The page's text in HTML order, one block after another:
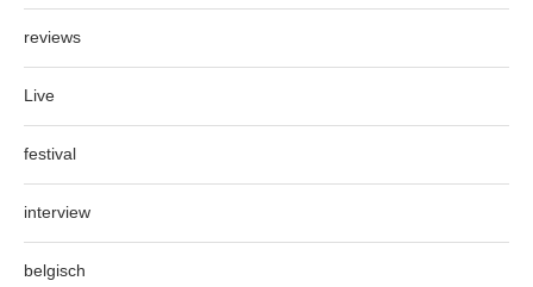
reviews
Live
festival
interview
belgisch